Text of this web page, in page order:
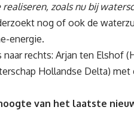
zoals nu bij
nog of ook de
energie.
rechts: Arjan ten Elshof
Hollandse Delta)
van het laatste